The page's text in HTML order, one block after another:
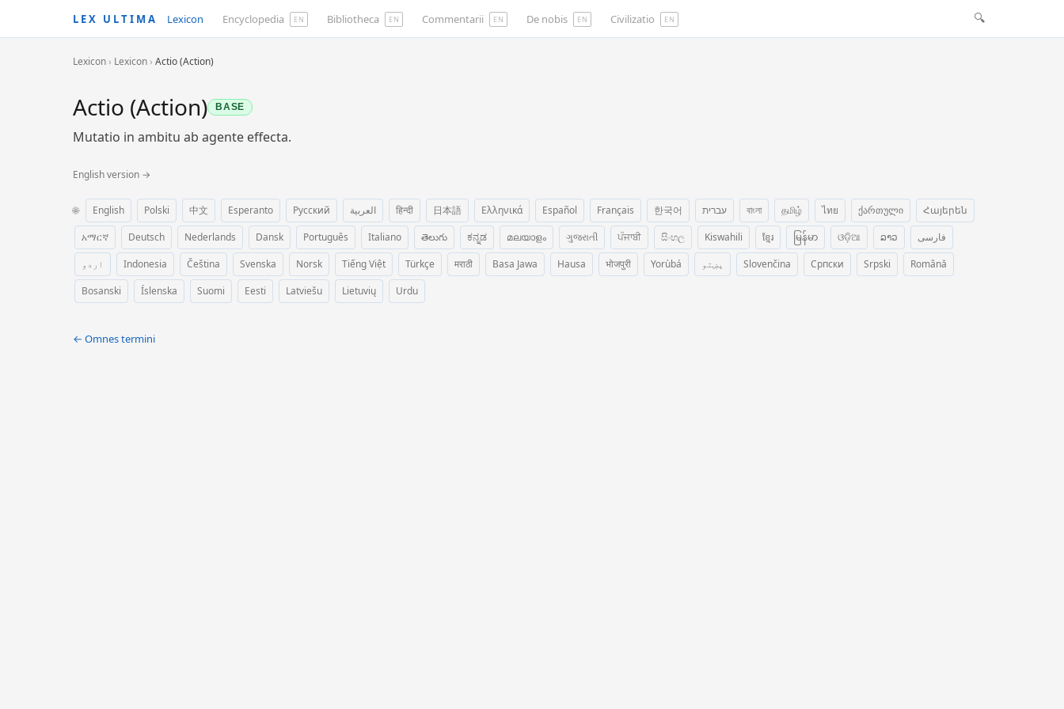
LEX ULTIMA Lexicon Encyclopedia EN Bibliotheca EN Commentarii EN De nobis EN Civilizatio EN 🔍
Lexicon › Lexicon › Actio (Action)
Actio (Action) BASE
Mutatio in ambitu ab agente effecta.
English version →
🌐 English Polski 中文 Esperanto Русский العربية हिन्दी 日本語 Ελληνικά Español Français 한국어 עברית বাংলা தமிழ் ไทย ქართული
Հայերեն
አማርኛ
Deutsch Nederlands Dansk Português Italiano తెలుగు ಕನ್ನಡ മലയാളം ગુજરાતી ਪੰਜਾਬੀ සිංහල Kiswahili ខ្មែរ မြန်မာ ଓଡ଼ିଆ ລາວ
فارسی
اردو
Indonesia Čeština Svenska Norsk Tiếng Việt Türkçe मराठी Basa Jawa Hausa भोजपुरी Yorùbá پښتو Slovenčina Српски Srpski
Română
Bosanski
Íslenska Suomi Eesti Latviešu Lietuvių Urdu
← Omnes termini